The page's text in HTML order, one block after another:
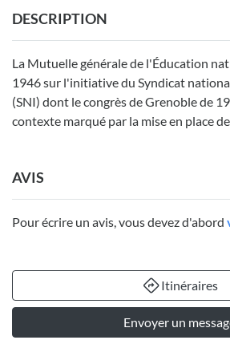
DESCRIPTION
La Mutuelle générale de l'Éducation
1946 sur l'initiative du Syndicat
(SNI) dont le congrès de Grenoble de
contexte marqué par la mise en place
AVIS
Pour écrire un avis, vous devez d'abord
Itinéraires
Envoyer un